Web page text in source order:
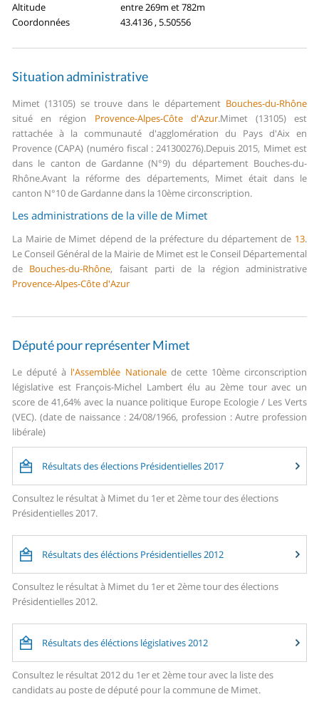
Altitude
entre 269m et 782m
Coordonnées
43.4136 , 5.50556
Situation administrative
Mimet (13105) se trouve dans le département Bouches-du-Rhône
situé en région Provence-Alpes-Côte d'Azur.Mimet (13105) est
rattachée à la communauté d'agglomération du Pays d'Aix en
Provence (CAPA) (numéro fiscal : 241300276).Depuis 2015, Mimet est
dans le canton de Gardanne (N°9) du département Bouches-du-
Rhône.Avant la réforme des départements, Mimet était dans le
canton N°10 de Gardanne dans la 10ème circonscription.
Les administrations de la ville de Mimet
La Mairie de Mimet dépend de la préfecture du département de 13.
Le Conseil Général de la Mairie de Mimet est le Conseil Départemental
de Bouches-du-Rhône, faisant parti de la région administrative
Provence-Alpes-Côte d'Azur
Député pour représenter Mimet
Le député à l'Assemblée Nationalede cette 10ème circonscription
législative est François-Michel Lambert élu au 2ème tour avec un
score de 41,64% avec la nuance politique Europe Ecologie / Les Verts
(VEC). (date de naissance : 24/08/1966, profession : Autre profession
libérale)
Résultats des élections Présidentielles 2017
Consultez le résultat à Mimet du 1er et 2ème tour des élections
Présidentielles 2017.
Résultats des éléctions Présidentielles 2012
Consultez le résultat à Mimet du 1er et 2ème tour des élections
Présidentielles 2012.
Résultats des éléctions législatives 2012
Consultez le résultat 2012 du 1er et 2ème tour avec la liste des
candidats au poste de député pour la commune de Mimet.